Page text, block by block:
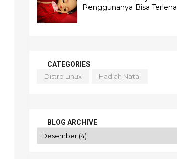
Penggunanya Bisa Terlena
CATEGORIES
Distro Linux
Hadiah Natal
BLOG ARCHIVE